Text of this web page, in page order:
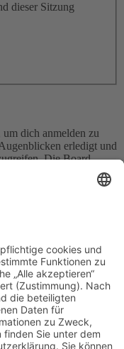
dieser Sitzung
dich anmelden zu
erledigt und
Die Board-
auch zusätzliche
Regelungen, bevor du